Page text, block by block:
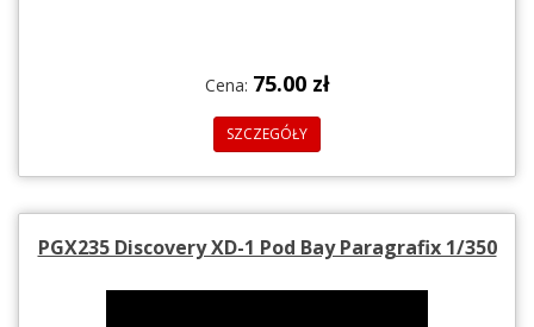
Cena: 75.00 zł
SZCZEGÓŁY
PGX235 Discovery XD-1 Pod Bay Paragrafix 1/350